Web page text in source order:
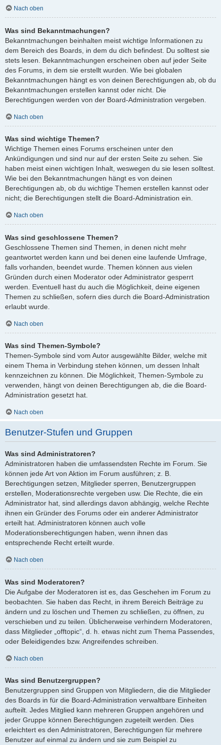
Nach oben
Was sind Bekanntmachungen?
Bekanntmachungen beinhalten meist wichtige Informationen zu
dem Bereich des Boards, in dem du dich befindest. Du solltest sie
stets lesen. Bekanntmachungen erscheinen oben auf jeder Seite
des Forums, in dem sie erstellt wurden. Wie bei globalen
Bekanntmachungen hängt es von deinen Berechtigungen ab, ob du
Bekanntmachungen erstellen kannst oder nicht. Die
Berechtigungen werden von der Board-Administration vergeben.
Nach oben
Was sind wichtige Themen?
Wichtige Themen eines Forums erscheinen unter den
Ankündigungen und sind nur auf der ersten Seite zu sehen. Sie
haben meist einen wichtigen Inhalt, weswegen du sie lesen solltest.
Wie bei den Bekanntmachungen hängt es von deinen
Berechtigungen ab, ob du wichtige Themen erstellen kannst oder
nicht; die Berechtigungen stellt die Board-Administration ein.
Nach oben
Was sind geschlossene Themen?
Geschlossene Themen sind Themen, in denen nicht mehr
geantwortet werden kann und bei denen eine laufende Umfrage,
falls vorhanden, beendet wurde. Themen können aus vielen
Gründen durch einen Moderator oder Administrator gesperrt
werden. Eventuell hast du auch die Möglichkeit, deine eigenen
Themen zu schließen, sofern dies durch die Board-Administration
erlaubt wurde.
Nach oben
Was sind Themen-Symbole?
Themen-Symbole sind vom Autor ausgewählte Bilder, welche mit
einem Thema in Verbindung stehen können, um dessen Inhalt
kennzeichnen zu können. Die Möglichkeit, Themen-Symbole zu
verwenden, hängt von deinen Berechtigungen ab, die die Board-
Administration gesetzt hat.
Nach oben
Benutzer-Stufen und Gruppen
Was sind Administratoren?
Administratoren haben die umfassendsten Rechte im Forum. Sie
können jede Art von Aktion im Forum ausführen; z. B.
Berechtigungen setzen, Mitglieder sperren, Benutzergruppen
erstellen, Moderationsrechte vergeben usw. Die Rechte, die ein
Administrator hat, sind allerdings davon abhängig, welche Rechte
ihnen ein Gründer des Forums oder ein anderer Administrator
erteilt hat. Administratoren können auch volle
Moderationsberechtigungen haben, wenn ihnen das
entsprechende Recht erteilt wurde.
Nach oben
Was sind Moderatoren?
Die Aufgabe der Moderatoren ist es, das Geschehen im Forum zu
beobachten. Sie haben das Recht, in ihrem Bereich Beiträge zu
ändern und zu löschen und Themen zu schließen, zu öffnen, zu
verschieben und zu teilen. Üblicherweise verhindern Moderatoren,
dass Mitglieder „offtopic“, d. h. etwas nicht zum Thema Passendes,
oder Beleidigendes bzw. Angreifendes schreiben.
Nach oben
Was sind Benutzergruppen?
Benutzergruppen sind Gruppen von Mitgliedern, die die Mitglieder
des Boards in für die Board-Administration verwaltbare Einheiten
aufteilt. Jedes Mitglied kann mehreren Gruppen angehören und
jeder Gruppe können Berechtigungen zugeteilt werden. Dies
erleichtert es den Administratoren, Berechtigungen für mehrere
Benutzer auf einmal zu ändern und sie zum Beispiel zu